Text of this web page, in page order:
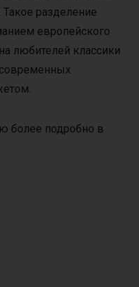
. Такое разделение
европейского
любителей классики
более подробно в